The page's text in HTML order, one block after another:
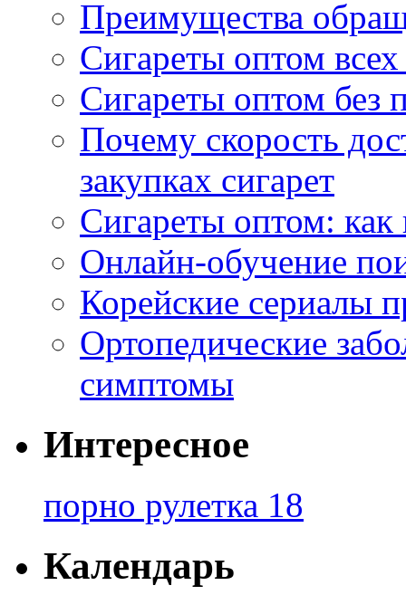
Преимущества
Сигареты оптом
Сигареты оптом без
Почему скорость
закупках сигарет
Сигареты оптом:
Онлайн-обучение
Корейские сериалы
Ортопедические
симптомы
Интересное
порно рулетка 18
Календарь